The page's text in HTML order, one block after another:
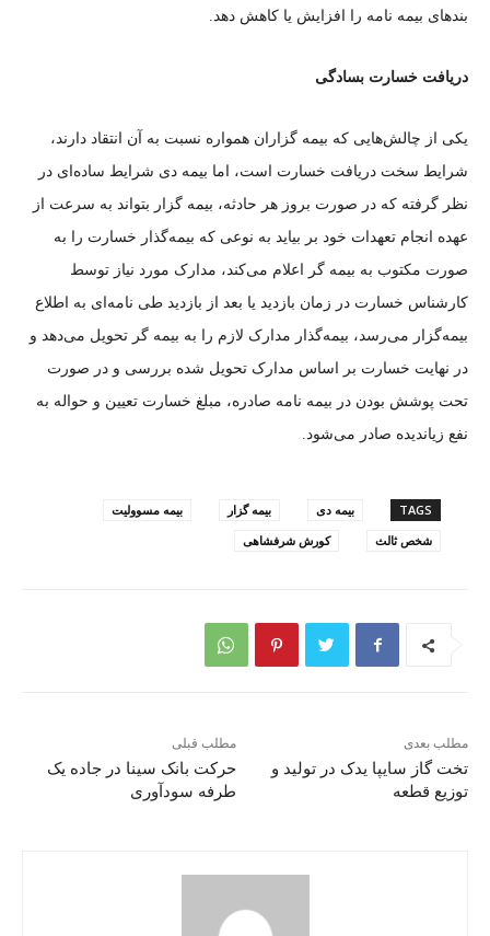
بند‌های بیمه نامه را افزایش یا کاهش دهد.
دریافت خسارت بسادگی
یکی از چالش‌هایی که بیمه گزاران همواره نسبت به آن انتقاد دارند،
شرایط سخت دریافت خسارت است، اما بیمه دی شرایط ساده‌ای در
نظر گرفته که در صورت بروز هر حادثه، بیمه گزار بتواند به سرعت از
عهده انجام تعهدات خود بر بیاید به نوعی که بیمه‌گذار خسارت را به
صورت مکتوب به بیمه گر اعلام می‌کند، مدارک مورد نیاز توسط
کارشناس خسارت در زمان بازدید یا بعد از بازدید طی نامه‌ای به اطلاع
بیمه‌گزار می‌رسد، بیمه‌گذار مدارک لازم را به بیمه گر تحویل می‌دهد و
در نهایت خسارت بر اساس مدارک تحویل شده بررسی و در صورت
تحت پوشش بودن در بیمه نامه صادره، مبلغ خسارت تعیین و حواله به
نفع زیاندیده صادر می‌شود.
TAGS بیمه دی بیمه گزار
بیمه مسوولیت
شخص ثالث
کورش شرفشاهی
مطلب قبلی
حرکت بانک سینا در جاده یک
طرفه سودآوری
مطلب بعدی
تخت گاز سایپا یدک در تولید و
توزیع قطعه